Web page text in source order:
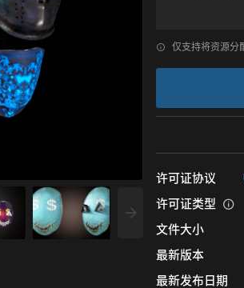
仅支持将资源分
许可证协议
许可证类型
文件大小
最新版本
最新发布日期